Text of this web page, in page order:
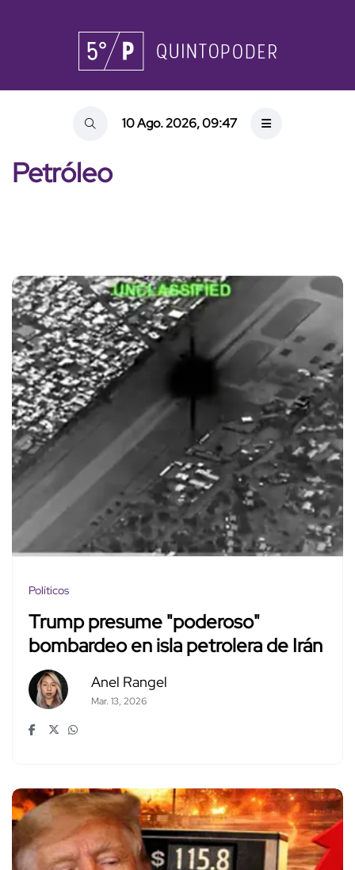
10 Ago. 2026, 09:47
Petróleo
Políticos
Trump presume "poderoso"
bombardeo en isla petrolera de Irán
Anel Rangel
Mar. 13, 2026